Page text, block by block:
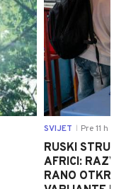
SVIJET Pre 11 h
RUSKI
AFRICI:
RANO